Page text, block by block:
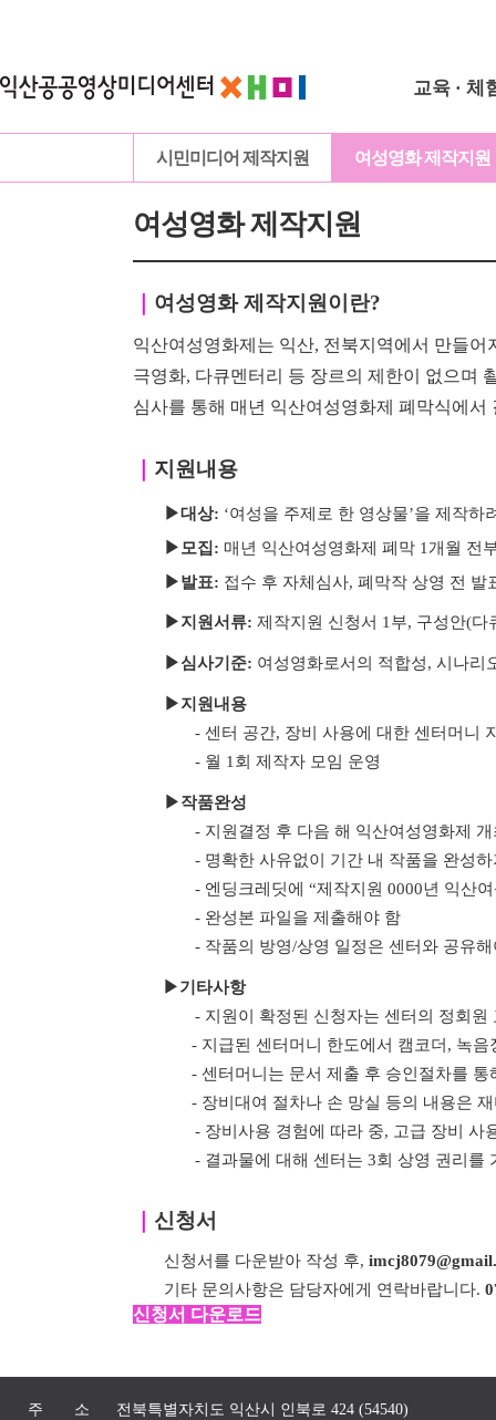
교육 · 체
시민미디어 제작지원 여성영화 제작지원
여성영화 제작지원
여성영화 제작지원이란?
익산여성영화제는 익산, 전북지역에서 만들
극영화, 다큐멘터리 등 장르의 제한이 없으며
심사를 통해 매년 익산여성영화제 폐막식에서
지원내용
▶대상: ‘여성을 주제로 한 영상물’을 제작하
▶ 모집: 매년 익산여성영화제 폐막 1개월 전
▶발표: 접수 후 자체심사, 폐막작 상영 전 발
▶지원서류: 제작지원 신청서 1부, 구성안(다
▶심사기준: 여성영화로서의 적합성, 시나리
▶지원내용
- 센터 공간, 장비 사용에 대한 센터머니
- 월 1회 제작자 모임 운영
▶작품완성
- 지원결정 후 다음 해 익산여성영화제
- 명확한 사유없이 기간 내 작품을 완성
- 엔딩크레딧에 “제작지원 0000년 익산
- 완성본 파일을 제출해야 함
- 작품의 방영/상영 일정은 센터와 공유
▶기타사항
- 지원이 확정된 신청자는 센터의 정회원
- 지급된 센터머니 한도에서 캠코더, 녹
- 센터머니는 문서 제출 후 승인절차를
- 장비대여 절차나 손 망실 등의 내용은
- 장비사용 경험에 따라 중, 고급 장비 사
- 결과물에 대해 센터는 3회 상영 권리를
신청서
신청서를 다운받아 작성 후,
기타 문의사항은 담당자에게 연락바랍니다.
신청서 다운로드
주 소
전북특별자치도 익산시 인북로 424 (54540)